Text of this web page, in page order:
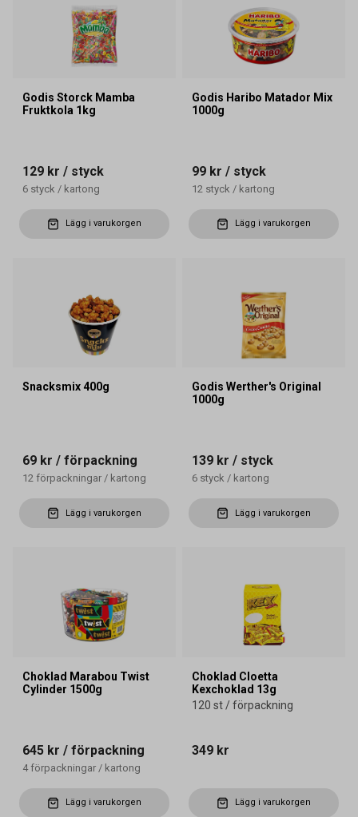
Godis Storck Mamba
Fruktkola 1kg
129 kr / styck
6 styck / kartong
Lägg i varukorgen
Godis Haribo Matador Mix
1000g
99 kr / styck
12 styck / kartong
Lägg i varukorgen
Snacksmix 400g
69 kr / förpackning
12 förpackningar / kartong
Lägg i varukorgen
Godis Werther's Original
1000g
139 kr / styck
6 styck / kartong
Lägg i varukorgen
Choklad Marabou Twist
Cylinder 1500g
645 kr / förpackning
4 förpackningar / kartong
Lägg i varukorgen
Choklad Cloetta
Kexchoklad 13g
120 st / förpackning
349 kr
Lägg i varukorgen